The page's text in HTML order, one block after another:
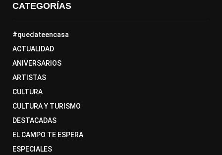
CATEGORÍAS
#quedateencasa
ACTUALIDAD
ANIVERSARIOS
ARTISTAS
CULTURA
CULTURA Y TURISMO
DESTACADAS
EL CAMPO TE ESPERA
ESPECIALES